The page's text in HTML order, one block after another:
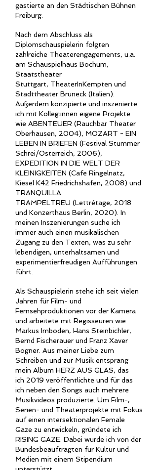
gastierte an den Städtischen Bühnen
Freiburg
Nach dem Abschluss als
Diplomschauspielerin folgten
zahlreiche Theaterengagements, u.a.
am Schauspielhaus Bochum,
Staatstheater
Stuttgart, TheaterInKempten und
Stadttheater Bruneck (Italien).
Außerdem konzipierte und inszenierte
ich mit Kolleg:innen eigene Projekte
wie ABENTEUER (Rauchbar Theater
Oberhausen, 2004), MOZART - EIN
LEBEN IN BRIEFEN (Festival Stummer
Schrei/Österreich, 2006),
EXPEDITION IN DIE WELT DER
KLEINIGKEITEN (Cafe Ringelnatz,
Kiesel K42 Friedrichshafen, 2008) und
TRANQUILLA
TRAMPELTREU (Lettrétage, 2018
und Konzerthaus Berlin, 2020) . In
meinen Inszenierungen suche ich
immer auch einen musikalischen
Zugang zu den Texten, was zu sehr
lebendigen, unterhaltsamen und
experimentierfreudigen Aufführungen
führt.
Als Schauspielerin stehe ich seit vielen
Jahren für Film- und
Fernsehproduktionen vor der Kamera
und arbeitete mit Regisseuren wie
Markus Imboden, Hans Steinbichler,
Bernd Fischerauer und Franz Xaver
Bogner. Aus meiner Liebe zum
Schreiben und zur Musik entsprang
mein Album HERZ AUS GLAS, das
ich 2019 veröffentlichte und für das
ich neben den Songs auch mehrere
Musikvideos produzierte. Um Film-,
Serien- und Theaterprojekte mit Fokus
auf einen intersektionalen Female
Gaze zu entwickeln, gründete ich
RISING GAZE. Dabei wurde ich von der
Bundesbeauftragten für Kultur und
Medien mit einem Stipendium